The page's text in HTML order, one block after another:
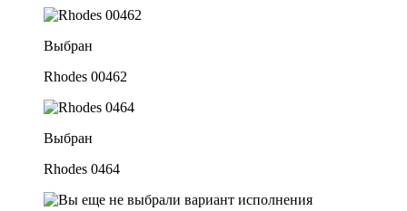
Выбран
Rhodes 00462
Выбран
Rhodes 0464